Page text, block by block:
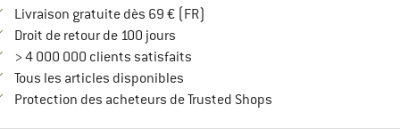
Livraison gratuite dès 69 € (FR)
Droit de retour de 100 joursTrouve les informations de
> 4 000 000 clients satisfaits
Tous les articles disponibles
Protection des acheteurs de Trusted ShopsTrouve toutes les